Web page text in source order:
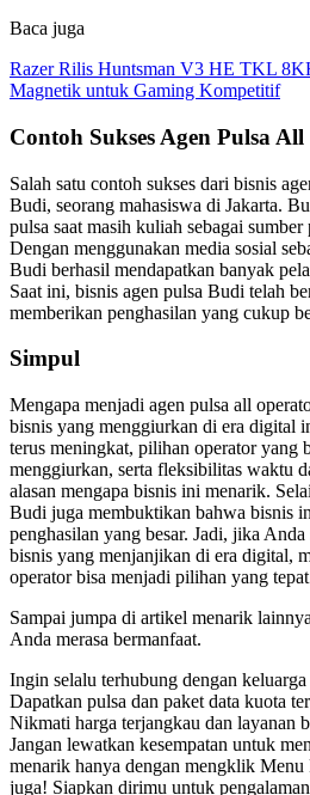
Baca juga
Razer Rilis Huntsman V3 HE TKL
Magnetik untuk Gaming Kompetitif
Contoh Sukses Agen Pulsa
Salah satu contoh sukses dari bisnis
Budi, seorang mahasiswa di Jakarta.
pulsa saat masih kuliah sebagai sumber
Dengan menggunakan media sosial
Budi berhasil mendapatkan banyak
Saat ini, bisnis agen pulsa Budi telah
memberikan penghasilan yang cukup
Simpul
Mengapa menjadi agen pulsa all
bisnis yang menggiurkan di era digital
terus meningkat, pilihan operator yang
menggiurkan, serta fleksibilitas waktu
alasan mengapa bisnis ini menarik.
Budi juga membuktikan bahwa bisnis
penghasilan yang besar. Jadi, jika
bisnis yang menjanjikan di era digital,
operator bisa menjadi pilihan yang
Sampai jumpa di artikel menarik
Anda merasa bermanfaat.
Ingin selalu terhubung dengan
Dapatkan pulsa dan paket data kuota
Nikmati harga terjangkau dan layanan
Jangan lewatkan kesempatan untuk
menarik hanya dengan mengklik
juga! Siapkan dirimu untuk